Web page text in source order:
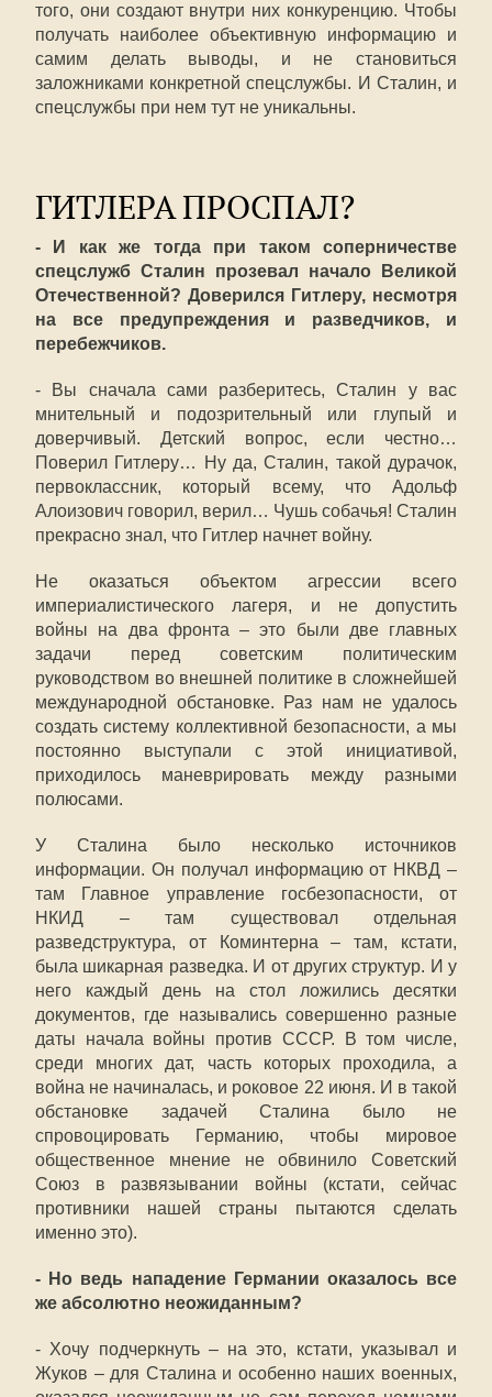
того, они создают внутри них конкуренцию. Чтобы
получать наиболее объективную информацию и
самим делать выводы, и не становиться
заложниками конкретной спецслужбы. И Сталин, и
спецслужбы при нем тут не уникальны.
ГИТЛЕРА ПРОСПАЛ?
- И как же тогда при таком соперничестве
спецслужб Сталин прозевал начало Великой
Отечественной? Доверился Гитлеру, несмотря
на все предупреждения и разведчиков, и
перебежчиков.
- Вы сначала сами разберитесь, Сталин у вас
мнительный и подозрительный или глупый и
доверчивый. Детский вопрос, если честно…
Поверил Гитлеру… Ну да, Сталин, такой дурачок,
первоклассник, который всему, что Адольф
Алоизович говорил, верил… Чушь собачья! Сталин
прекрасно знал, что Гитлер начнет войну.
Не оказаться объектом агрессии всего
империалистического лагеря, и не допустить
войны на два фронта – это были две главных
задачи перед советским политическим
руководством во внешней политике в сложнейшей
международной обстановке. Раз нам не удалось
создать систему коллективной безопасности, а мы
постоянно выступали с этой инициативой,
приходилось маневрировать между разными
полюсами.
У Сталина было несколько источников
информации. Он получал информацию от НКВД –
там Главное управление госбезопасности, от
НКИД – там существовал отдельная
разведструктура, от Коминтерна – там, кстати,
была шикарная разведка. И от других структур. И у
него каждый день на стол ложились десятки
документов, где назывались совершенно разные
даты начала войны против СССР. В том числе,
среди многих дат, часть которых проходила, а
война не начиналась, и роковое 22 июня. И в такой
обстановке задачей Сталина было не
спровоцировать Германию, чтобы мировое
общественное мнение не обвинило Советский
Союз в развязывании войны (кстати, сейчас
противники нашей страны пытаются сделать
именно это).
- Но ведь нападение Германии оказалось все
же абсолютно неожиданным?
- Хочу подчеркнуть – на это, кстати, указывал и
Жуков – для Сталина и особенно наших военных,